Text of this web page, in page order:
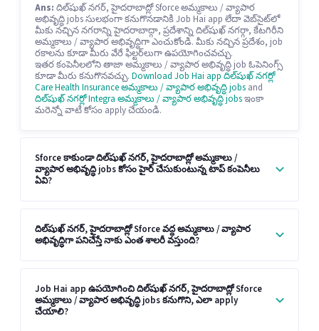
Ans: దిల్‌షుఖ్ నగర్, హైదరాబాద్లో Sforce అమ్మకాలు / వ్యాపార
అభివృద్ధి jobs సులభంగా కనుగొనడానికి Job Hai app లేదా వెబ్‌సైట్‌లో
మీకు నచ్చిన నగరాన్ని హైదరాబాద్గా, ప్రదేశాన్ని దిల్‌షుఖ్ నగర్గా, కేటగిరీని
అమ్మకాలు / వ్యాపార అభివృద్ధిగా ఎంచుకోండి. మీకు నచ్చిన ప్రదేశం, job
రకాలను కూడా మీరు వేరే ఫిల్టర్‌లుగా ఉపయోగించవచ్చు.
ఇతర కంపెనీలలోని తాజా అమ్మకాలు / వ్యాపార అభివృద్ధి job ఓపెనింగ్స్
కూడా మీరు కనుగొనవచ్చు. Download Job Hai app దిల్‌షుఖ్ నగర్లో
Care Health Insurance అమ్మకాలు / వ్యాపార అభివృద్ధి jobs and
దిల్‌షుఖ్ నగర్లో Integra అమ్మకాలు / వ్యాపార అభివృద్ధి jobsఇంకా
మరెన్నో వాటి కోసం apply చేయండి.
Sforce కాకుండా దిల్‌షుఖ్ నగర్, హైదరాబాద్లో అమ్మకాలు /
వ్యాపార అభివృద్ధి jobs కోసం హైర్ చేసుకుంటున్న టాప్ కంపెనీలు
ఏవి?
దిల్‌షుఖ్ నగర్, హైదరాబాద్లో Sforce వద్ద అమ్మకాలు / వ్యాపార
అభివృద్ధిగా పనిచేస్తే నాకు ఎంత శాలరీ వస్తుంది?
Job Hai app ఉపయోగించి దిల్‌షుఖ్ నగర్, హైదరాబాద్లో Sforce
అమ్మకాలు / వ్యాపార అభివృద్ధి jobs కనుగొని, ఎలా apply
చేయాలి?